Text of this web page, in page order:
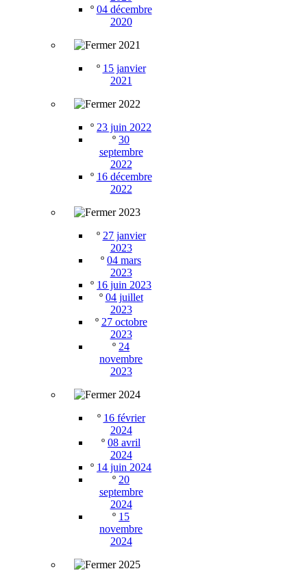
º 04 décembre
2020
2021
º 15 janvier
2021
2022
º 23 juin 2022
º 30
septembre
2022
º 16 décembre
2022
2023
º 27 janvier
2023
º 04 mars
2023
º 16 juin 2023
º 04 juillet
2023
º 27 octobre
2023
º 24
novembre
2023
2024
º 16 février
2024
º 08 avril
2024
º 14 juin 2024
º 20
septembre
2024
º 15
novembre
2024
2025